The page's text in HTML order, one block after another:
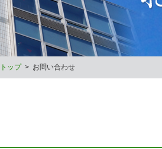
トップ> お問い合わせ